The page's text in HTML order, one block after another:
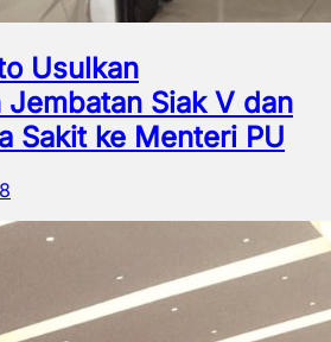
Usulkan
Jembatan Siak V dan
Sakit ke Menteri PU